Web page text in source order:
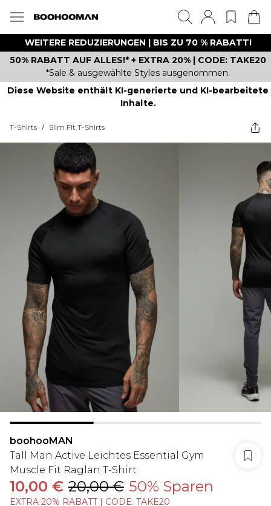
WEITERE REDUZIERUNGEN | BIS ZU 70 % RABATT!
50% RABATT AUF ALLES!* + EXTRA 20% | CODE: TAKE20
*Sale & ausgewählte Styles ausgenommen.
Diese Website enthält KI-generierte und KI-bearbeitete
Inhalte.
T-Shirts / Slim Fit T-Shirts
boohooMAN
Tall Man Active Leichtes Essential Gym
Muscle Fit Raglan T-Shirt
10,00 € 20,00 € 50% Sparen
EXTRA 20% RABATT | CODE: TAKE20